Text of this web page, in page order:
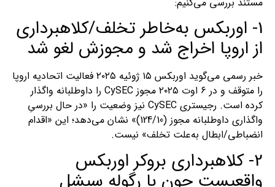
1- اوربکس به‌خاطر تخلف/کلاهبرداری
از اروپا اخراج شد و مجوزش لغو شد
خبر رسمی می‌گوید اوربکس ۱۵ ژوئیه ۲۰۲۵ فعالیت اتحادیه اروپا
را متوقف و در ۶ اوت ۲۰۲۵ مجوز CySEC را داوطلبانه واگذار
کرده است. رجیستری CySEC نیز وضعیت را «در حال بررسیِ
واگذاری داوطلبانه مجوز (124/10)» نشان می‌دهد؛ این «اقدام
انضباطی/ابطال به‌علت تخلف» نیست.
2- کلاهبرداری بروکر اوربکس
واقعیست چون با رگوله سیشل